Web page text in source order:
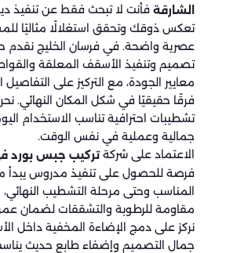
الشارقة فأنت لا تبحث فقط عن تنفيذ
تعكس ذوقك وتحقق استغلالًا مثاليًا
عصرية واضحة. في فرسان الخليج نقدم
تصميم وتنفيذ الأسقف المعلقة
معايير الجودة، مع التركيز على
فرقًا حقيقيًا في شكل المكان النهائي.
تشطيبات احترافية تناسب الاستخدام
جمالية وعملية في نفس الوقت.
الاعتماد على شركةتركيب جبس بورد
فرصة للحصول على تنفيذ مدروس يبدأ
المناسب وحتى مرحلة التشطيب
مقاومة للرطوبة والتشققات لضمان
نركز على دمج الإضاءة المخفية داخل
جمال التصميم وإضفاء طابع حديث